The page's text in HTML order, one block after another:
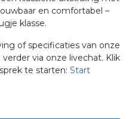
en comfortabel –
klasse.
of specificaties van onze
via onze livechat. Klik
te starten: Start